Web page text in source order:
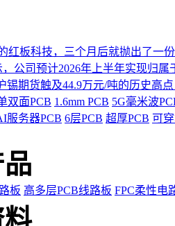
红板科技，三个月后就抛出了一
公司预计2026年上半年实现归
锡期货触及44.9万元/吨的历史高
双面PCB 1.6mm PCB 5G毫米波
服务器PCB 6层PCB 超厚PCB 可
板 高多层PCB线路板 FPC柔性电